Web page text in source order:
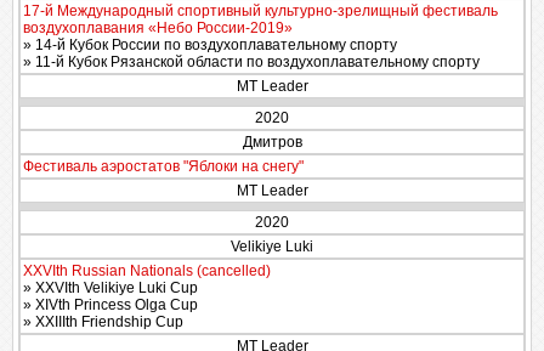
17-й Международный спортивный культурно-зрелищный фестиваль
воздухоплавания «Небо России-2019»
» 14-й Кубок России по воздухоплавательному спорту
» 11-й Кубок Рязанской области по воздухоплавательному спорту
MT Leader
2020
Дмитров
Фестиваль аэростатов "Яблоки на снегу"
MT Leader
2020
Velikiye Luki
XXVIth Russian Nationals (cancelled)
» XXVIth Velikiye Luki Cup
» XIVth Princess Olga Cup
» XXIIIth Friendship Cup
MT Leader